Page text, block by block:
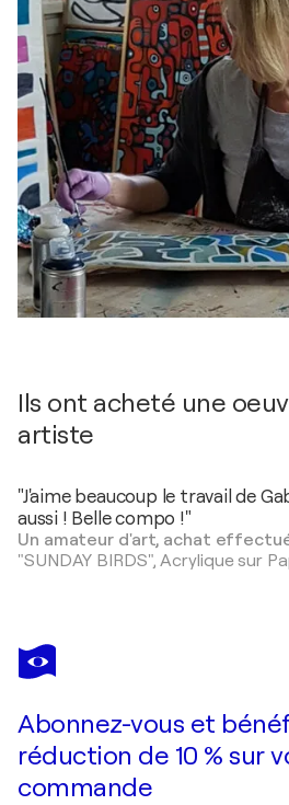
Ils ont acheté une
artiste
"J'aime beaucoup le travail de
aussi ! Belle compo !"
Un amateur d'art, achat
"SUNDAY BIRDS",Acrylique sur
Abonnez-vous et
réduction de 10 % sur
commande